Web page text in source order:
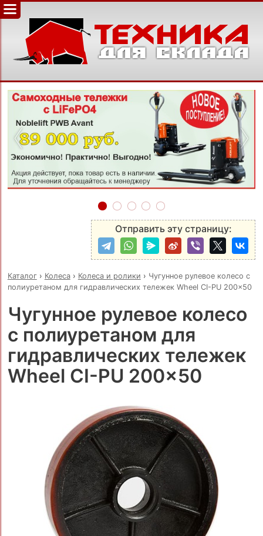
‹ ›
Отправить эту страницу:
Каталог› Колеса› Колеса и ролики › Чугунное рулевое колесо с
полиуретаном для гидравлических тележек Wheel CI-PU 200x50
Чугунное рулевое колесо
с полиуретаном для
гидравлических тележек
Wheel CI-PU 200x50